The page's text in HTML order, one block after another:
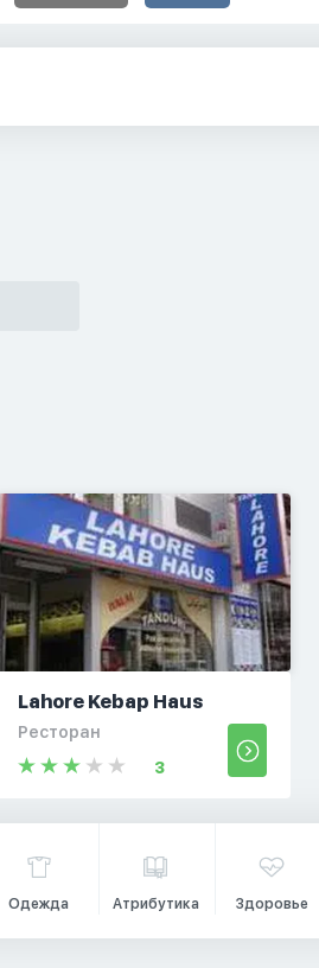
Lahore Kebap Haus
Ресторан
3
Одежда Атрибутика Здоровье